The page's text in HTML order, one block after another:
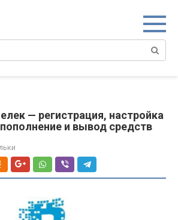
— регистрация, настройка
и вывод средств